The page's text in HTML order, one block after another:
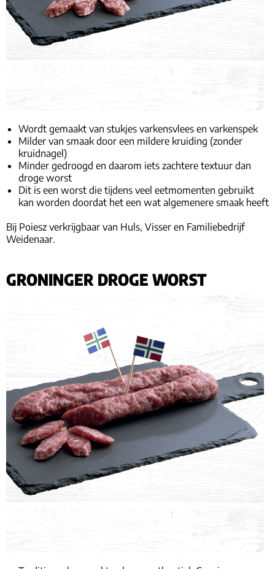
Wordt gemaakt van stukjes varkensvlees en varkenspek
Milder van smaak door een mildere kruiding (zonder
kruidnagel)
Minder gedroogd en daarom iets zachtere textuur dan
droge worst
Dit is een worst die tijdens veel eetmomenten gebruikt
kan worden doordat het een wat algemenere smaak heeft
Bij Poiesz verkrijgbaar van Huls, Visser en Familiebedrijf
Weidenaar.
GRONINGER DROGE WORST